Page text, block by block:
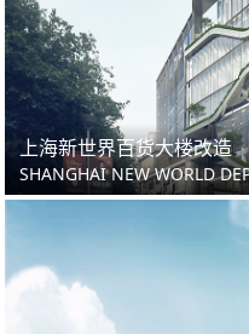
上海新世界百货大楼改造
SHANGHAI NEW WORLD